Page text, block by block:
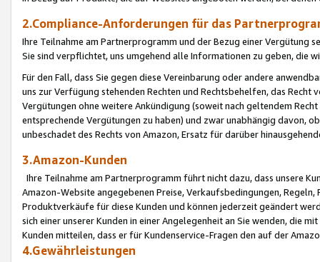
2.Compliance-Anforderungen für das
Ihre Teilnahme am Partnerprogramm und der Bezug einer Vergütung
Sie sind verpflichtet, uns umgehend alle Informationen zu geben, die
Für den Fall, dass Sie gegen diese Vereinbarung oder andere
uns zur Verfügung stehenden Rechten und Rechtsbehelfen, das
Vergütungen ohne weitere Ankündigung (soweit nach geltendem
entsprechende Vergütungen zu haben) und zwar unabhängig davon,
unbeschadet des Rechts von Amazon, Ersatz für darüber
3.Amazon-Kunden
Ihre Teilnahme am Partnerprogramm führt nicht dazu, dass unsere
Amazon-Website angegebenen Preise, Verkaufsbedingungen,
Produktverkäufe für diese Kunden und können jederzeit geändert
sich einer unserer Kunden in einer Angelegenheit an Sie wenden, die
Kunden mitteilen, dass er für Kundenservice-Fragen den auf der
4.Gewährleistungen